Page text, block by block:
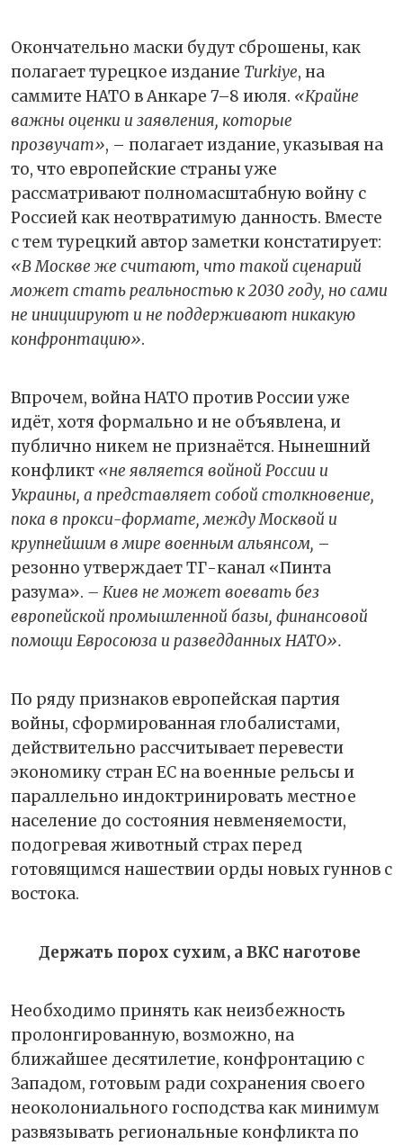
Окончательно маски будут сброшены, как
полагает турецкое издание Turkiye, на
саммите НАТО в Анкаре 7–8 июля. «Крайне
важны оценки и заявления, которые
прозвучат», – полагает издание, указывая на
то, что европейские страны уже
рассматривают полномасштабную войну с
Россией как неотвратимую данность. Вместе
с тем турецкий автор заметки констатирует:
«В Москве же считают, что такой сценарий
может стать реальностью к 2030 году, но сами
не инициируют и не поддерживают никакую
конфронтацию».
Впрочем, война НАТО против России уже
идёт, хотя формально и не объявлена, и
публично никем не признаётся. Нынешний
конфликт «не является войной России и
Украины, а представляет собой столкновение,
пока в прокси-формате, между Москвой и
крупнейшим в мире военным альянсом, –
резонно утверждает ТГ-канал «Пинта
разума». – Киев не может воевать без
европейской промышленной базы, финансовой
помощи Евросоюза и разведданных НАТО».
По ряду признаков европейская партия
войны, сформированная глобалистами,
действительно рассчитывает перевести
экономику стран ЕС на военные рельсы и
параллельно индоктринировать местное
население до состояния невменяемости,
подогревая животный страх перед
готовящимся нашествии орды новых гуннов с
востока.
Держать порох сухим, а ВКС наготове
Необходимо принять как неизбежность
пролонгированную, возможно, на
ближайшее десятилетие, конфронтацию с
Западом, готовым ради сохранения своего
неоколониального господства как минимум
развязывать региональные конфликта по